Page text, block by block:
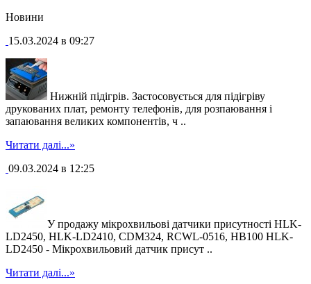
Новини
15.03.2024 в 09:27
Нижній підігрів. Застосовується для підігріву
друкованих плат, ремонту телефонів, для розпаювання і
запаювання великих компонентів, ч ..
Читати далі...»
09.03.2024 в 12:25
У продажу мікрохвильові датчики присутності HLK-
LD2450, HLK-LD2410, CDM324, RCWL-0516, HB100 HLK-
LD2450 - Мікрохвильовий датчик присут ..
Читати далі...»